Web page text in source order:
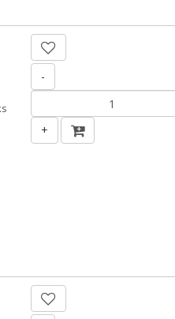
-
+